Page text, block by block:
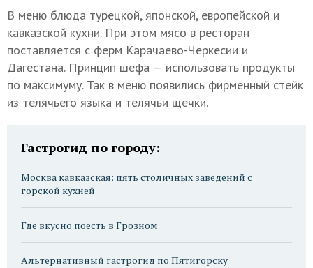
В меню блюда турецкой, японской, европейской и
кавказской кухни. При этом мясо в ресторан
поставляется с ферм Карачаево-Черкесии и
Дагестана. Принцип шефа — использовать продукты
по максимуму. Так в меню появились фирменный стейк
из телячьего языка и телячьи щечки.
Гастрогид по городу:
Москва кавказская: пять столичных заведений с
горской кухней
Где вкусно поесть в Грозном
Альтернативный гастрогид по Пятигорску